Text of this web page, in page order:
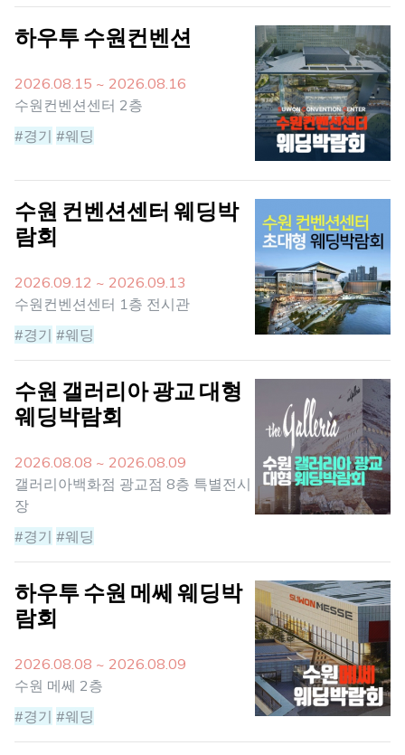
하우투 수원컨벤션
2026.08.15 ~ 2026.08.16
수원컨벤션센터 2층
#경기 #웨딩
수원 컨벤션센터 웨딩박
람회
2026.09.12 ~ 2026.09.13
수원컨벤션센터 1층 전시관
#경기 #웨딩
수원 갤러리아 광교 대형
웨딩박람회
2026.08.08 ~ 2026.08.09
갤러리아백화점 광교점 8층 특별전시
장
#경기 #웨딩
하우투 수원 메쎄 웨딩박
람회
2026.08.08 ~ 2026.08.09
수원 메쎄 2층
#경기 #웨딩